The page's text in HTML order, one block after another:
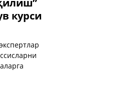
курси